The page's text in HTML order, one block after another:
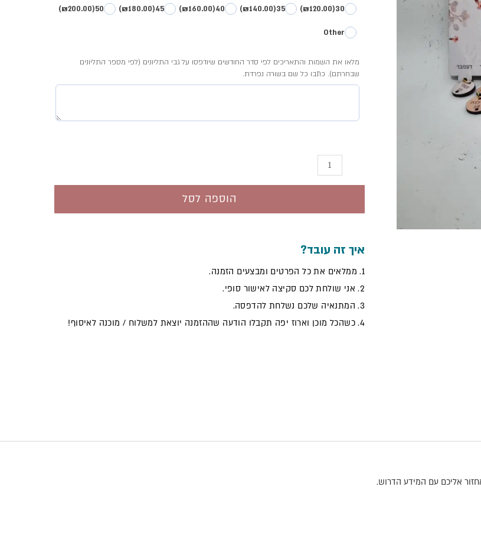
30
(₪120.00)
35
(₪140.00)
40
(₪160.00)
45
(₪180.00)
50
(₪200.00)
Other
מלאו את השמות והתאריכים לפי סדר החודשים שיודפסו על גבי התליונים (לפי מספר התליונים
שבחרתם). כתבו כל שם בשורה נפרדת.
אביב
הוספה לסל
איך זה עובד?
1. ממלאים את כל הפרטים ומבצעים הזמנה.
2. אני שולחת לכם סקיצה לאישור סופי.
3. המתנאיה שלכם נשלחת להדפסה.
4. כשהכל מוכן וארוז יפה תקבלו הודעה שההזמנה יוצאת למשלוח / מוכנה לאיסוף!
אליכם עם המידע הדרוש.